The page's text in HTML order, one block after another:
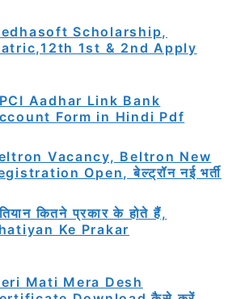
Scholarship,
1st & 2nd Apply
Aadhar Link Bank
Form in Hindi Pdf
Vacancy, Beltron New
Open, बेल्ट्रॉन नई भर्ती
कितने प्रकार के होते हैं,
Ke Prakar
Mati Mera Desh